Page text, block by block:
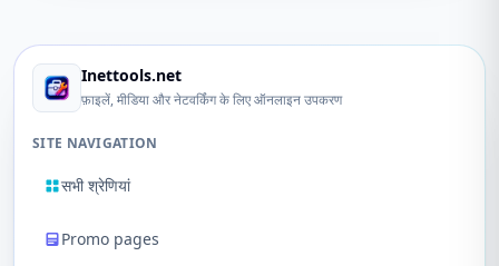
Inettools.net
फ़ाइलें, मीडिया और नेटवर्किंग के लिए ऑनलाइन उपकरण
SITE NAVIGATION
सभी श्रेणियां
Promo pages